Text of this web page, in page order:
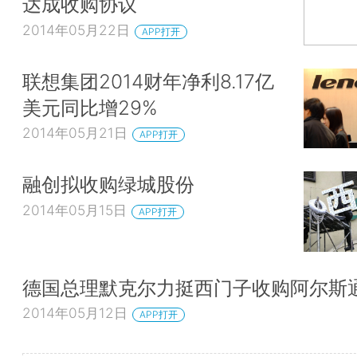
2014年05月22日 APP打开
联想集团2014财年净利8.17亿
美元同比增29%
2014年05月21日 APP打开
融创拟收购绿城股份
2014年05月15日 APP打开
德国总理默克尔力挺西门子收购阿尔斯
2014年05月12日 APP打开